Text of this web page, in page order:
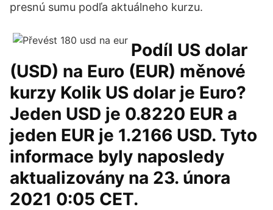
presnú sumu podľa aktuálneho kurzu.
Podíl US dolar
(USD) na Euro (EUR) měnové
kurzy Kolik US dolar je Euro?
Jeden USD je 0.8220 EUR a
jeden EUR je 1.2166 USD. Tyto
informace byly naposledy
aktualizovány na 23. února
2021 0:05 CET.